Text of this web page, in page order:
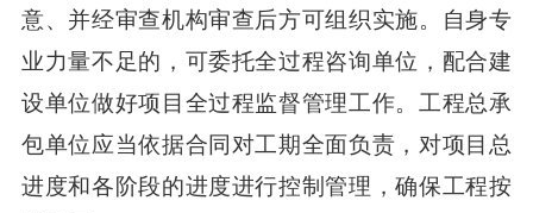
意、并经审查机构审查后方可组织实施。自身专
业力量不足的，可委托全过程咨询单位，配合建
设单位做好项目全过程监督管理工作。工程总承
包单位应当依据合同对工期全面负责，对项目总
进度和各阶段的进度进行控制管理，确保工程按